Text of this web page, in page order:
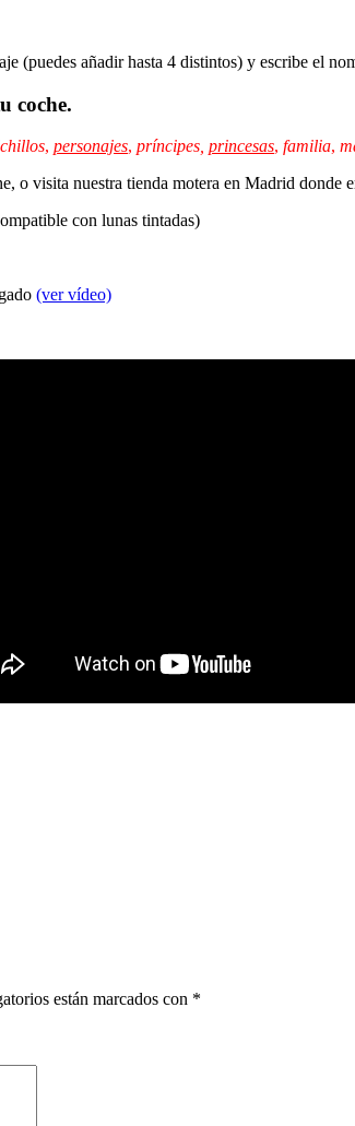
(puedes añadir hasta 4 distintos) y escribe el
coche.
, personajes, príncipes, princesas, familia,
o visita nuestra tienda motera en Madrid donde
con lunas tintadas)
(ver vídeo)
están marcados con *